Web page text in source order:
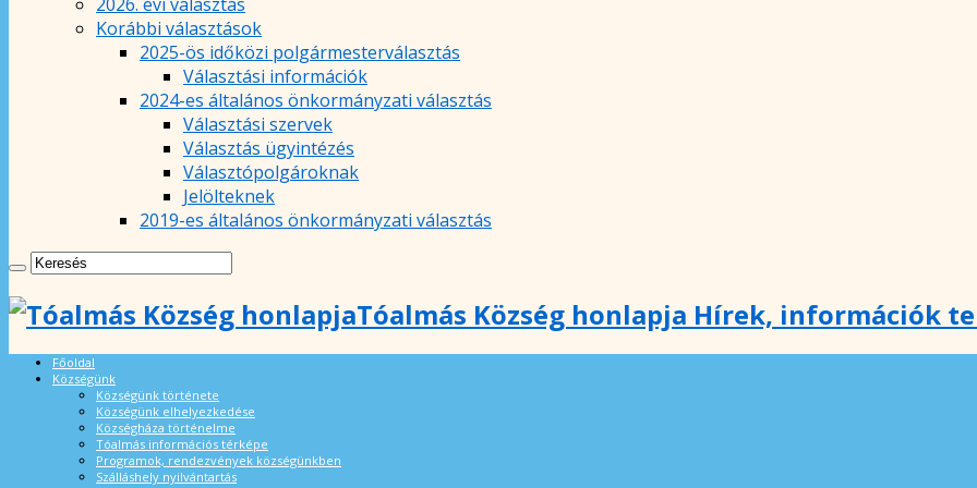
Korábbi választások
2025-ös időközi polgármesterválasztás
Választási információk
2024-es általános önkormányzati választás
Választási szervek
Választás ügyintézés
Választópolgároknak
Jelölteknek
2019-es általános önkormányzati választás
Tóalmás Község honlapja Hírek, információk
Főoldal
Községünk
Községünk története
Községünk elhelyezkedése
Községháza történelme
Tóalmás információs térképe
Programok, rendezvények községünkben
Szálláshely nyilvántartás